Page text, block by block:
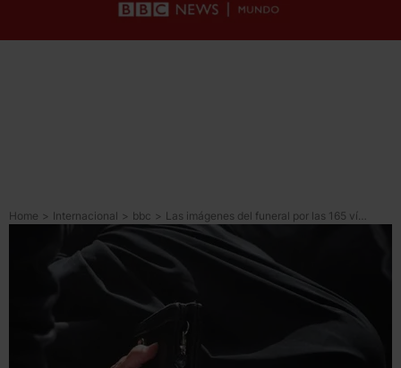
Home > Internacional > bbc >